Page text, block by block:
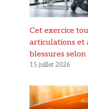
Cet exercice
articulations et
blessures selon
15 juillet 2026